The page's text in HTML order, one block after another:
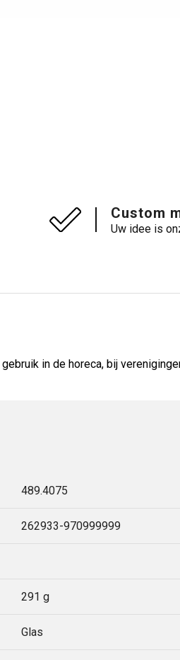
Custom
Uw idee is
in de horeca, bij
489.4075
262933-970999999
291 g
Glas